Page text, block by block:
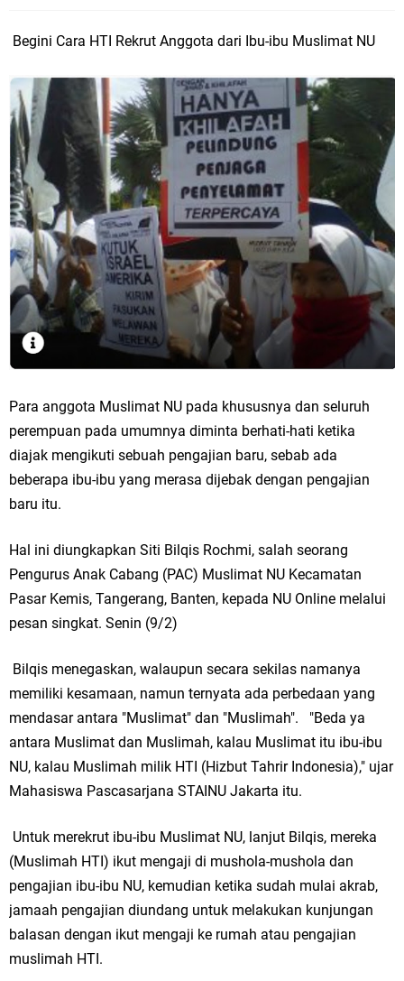
Begini Cara HTI Rekrut Anggota dari Ibu-ibu Muslimat NU
Para anggota Muslimat NU pada khususnya dan seluruh
perempuan pada umumnya diminta berhati-hati ketika
diajak mengikuti sebuah pengajian baru, sebab ada
beberapa ibu-ibu yang merasa dijebak dengan pengajian
baru itu.
Hal ini diungkapkan Siti Bilqis Rochmi, salah seorang
Pengurus Anak Cabang (PAC) Muslimat NU Kecamatan
Pasar Kemis, Tangerang, Banten, kepada NU Online melalui
pesan singkat. Senin (9/2)
Bilqis menegaskan, walaupun secara sekilas namanya
memiliki kesamaan, namun ternyata ada perbedaan yang
mendasar antara "Muslimat" dan "Muslimah". "Beda ya
antara Muslimat dan Muslimah, kalau Muslimat itu ibu-ibu
NU, kalau Muslimah milik HTI (Hizbut Tahrir Indonesia)," ujar
Mahasiswa Pascasarjana STAINU Jakarta itu.
Untuk merekrut ibu-ibu Muslimat NU, lanjut Bilqis, mereka
(Muslimah HTI) ikut mengaji di mushola-mushola dan
pengajian ibu-ibu NU, kemudian ketika sudah mulai akrab,
jamaah pengajian diundang untuk melakukan kunjungan
balasan dengan ikut mengaji ke rumah atau pengajian
muslimah HTI.